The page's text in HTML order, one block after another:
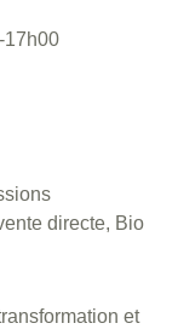
17h00
directe, Bio
et